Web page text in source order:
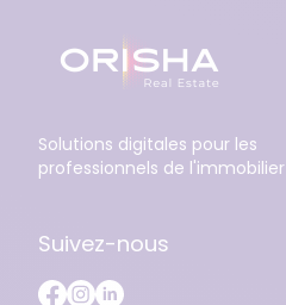
Solutions digitales pour les
professionnels de l'immobilier
Suivez-nous